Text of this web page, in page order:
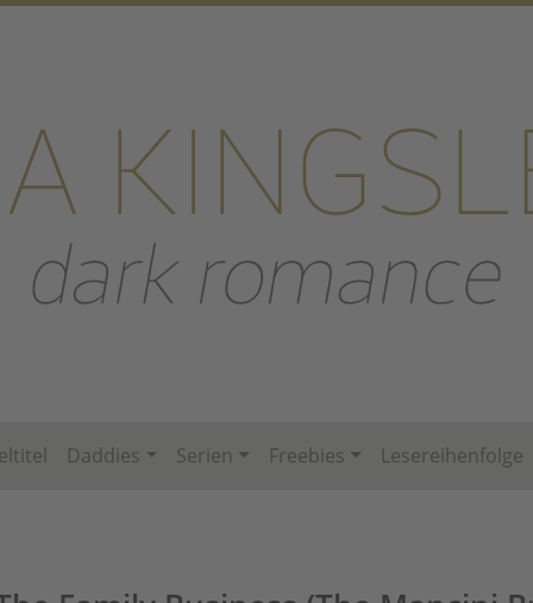
Daddies Serien Freebies Lesereihenfolge